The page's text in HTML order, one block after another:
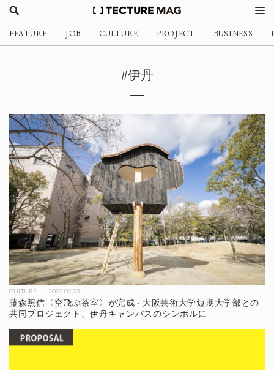
FEATURE JOB CULTURE PROJECT BUSINESS
#伊丹
CULTURE 2022.02.23
藤森照信〈空飛ぶ茶室〉が完成 - 大阪芸術大学短期大学部との
共同プロジェクト、伊丹キャンパスのシンボルに